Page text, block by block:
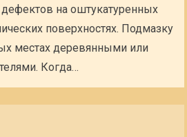
на оштукатуренных
поверхностях. Подмазку
местах деревянными или
Когда…